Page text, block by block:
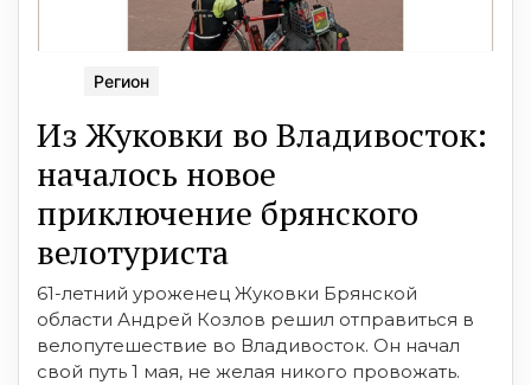
Регион
Из Жуковки во Владивосток:
началось новое
приключение брянского
велотуриста
61-летний уроженец Жуковки Брянской
области Андрей Козлов решил отправиться в
велопутешествие во Владивосток. Он начал
свой путь 1 мая, не желая никого провожать.